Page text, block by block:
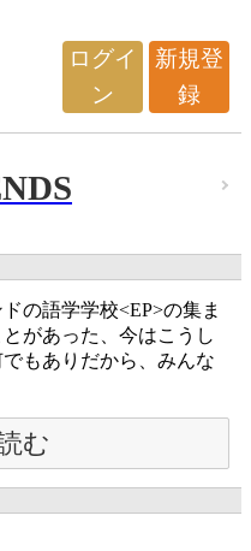
ログイ
ン
新規登
録
の語学学校<EP>の集ま
があった、今はこうし
もありだから、みんな
む